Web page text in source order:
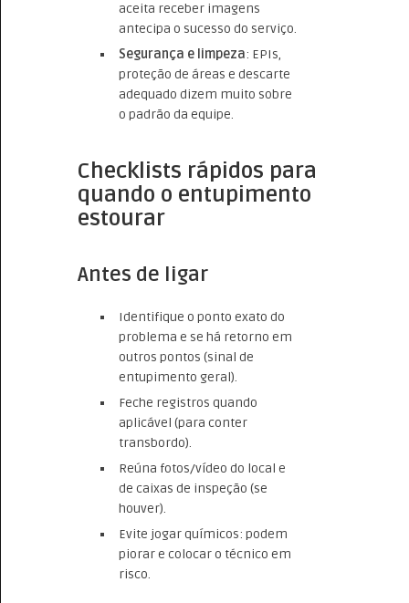
aceita receber imagens
antecipa o sucesso do serviço.
Segurança e limpeza: EPIs,
proteção de áreas e descarte
adequado dizem muito sobre
o padrão da equipe.
Checklists rápidos para
quando o entupimento
estourar
Antes de ligar
Identifique o ponto exato do
problema e se há retorno em
outros pontos (sinal de
entupimento geral).
Feche registros quando
aplicável (para conter
transbordo).
Reúna fotos/vídeo do local e
de caixas de inspeção (se
houver).
Evite jogar químicos: podem
piorar e colocar o técnico em
risco.